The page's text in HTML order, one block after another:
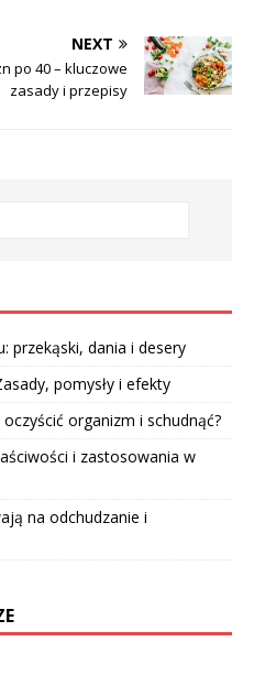
NEXT
po 40 – kluczowe
zasady i przepisy
przekąski, dania i desery
pomysły i efekty
organizm i schudnąć?
i zastosowania w
na odchudzanie i